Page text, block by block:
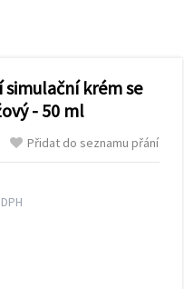
krém se
- 50 ml
Přidat do seznamu přání